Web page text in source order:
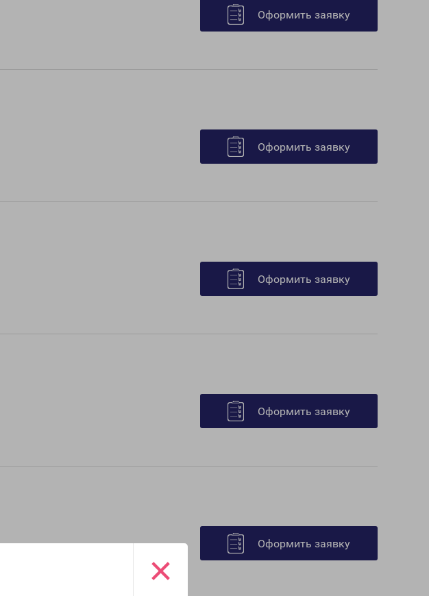
×
Оформить заявку
Оформить заявку
Оформить заявку
Оформить заявку
Оформить заявку